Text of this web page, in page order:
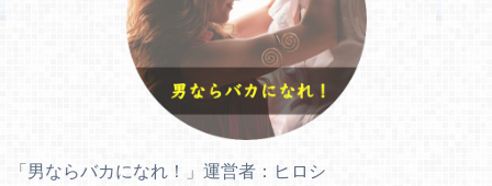
「男ならバカになれ！」運営者：ヒロシ